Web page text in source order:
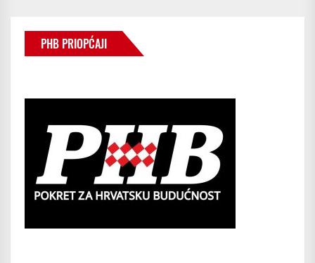
OBJAVA
PHB PRIOPĆAJI